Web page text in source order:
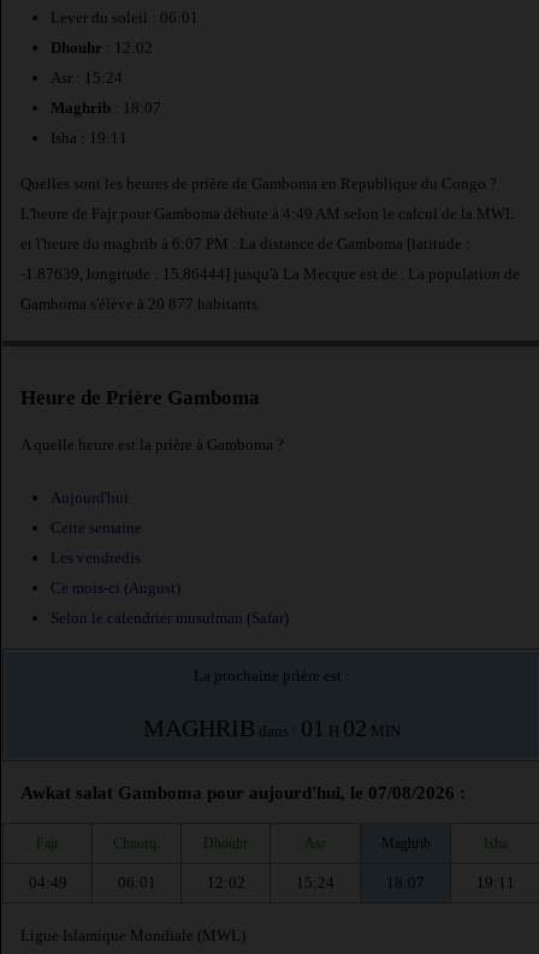
Lever du soleil : 06:01
Dhouhr : 12:02
Asr : 15:24
Maghrib : 18:07
Isha : 19:11
Quelles sont les heures de prière de Gamboma en Republique du Congo ?
L'heure de Fajr pour Gamboma débute à 4:49 AM selon le calcul de la MWL
et l'heure du maghrib à 6:07 PM . La distance de Gamboma [latitude :
-1.87639, longitude : 15.86444] jusqu'à La Mecque est de . La population de
Gamboma s'élève à 20 877 habitants.
Heure de Prière Gamboma
A quelle heure est la prière à Gamboma ?
Aujourd'hui
Cette semaine
Les vendredis
Ce mois-ci (August)
Selon le calendrier musulman (Safar)
La prochaine prière est :
MAGHRIB dans : 01 H 02 MIN
Awkat salat Gamboma pour aujourd'hui, le 07/08/2026 :
Fajr Chourq. Dhouhr Asr Maghrib Isha
04:49 06:01 12:02 15:24 18:07 19:11
Ligue Islamique Mondiale (MWL)